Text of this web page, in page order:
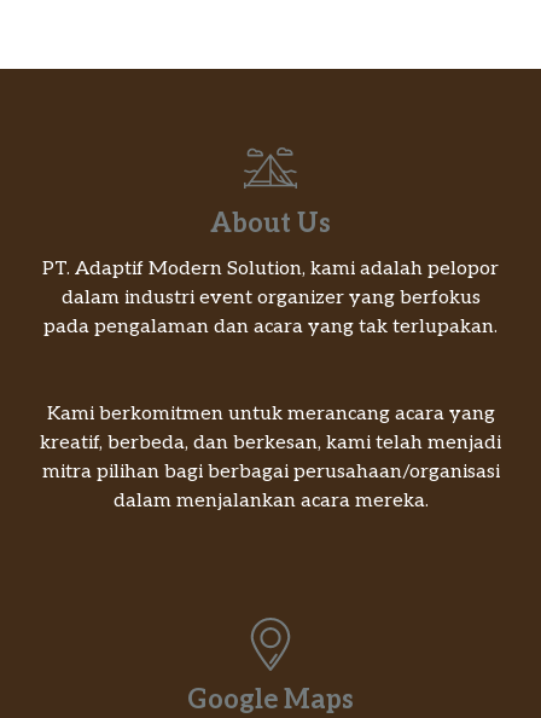
About Us
PT. Adaptif Modern Solution, kami adalah pelopor
dalam industri event organizer yang berfokus
pada pengalaman dan acara yang tak terlupakan.
Kami berkomitmen untuk merancang acara yang
kreatif, berbeda, dan berkesan, kami telah menjadi
mitra pilihan bagi berbagai perusahaan/organisasi
dalam menjalankan acara mereka.
Google Maps